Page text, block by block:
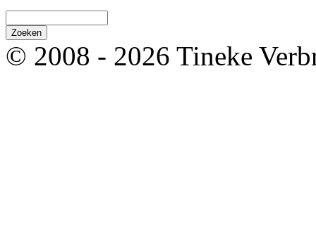
© 2008 - 2026 Tineke